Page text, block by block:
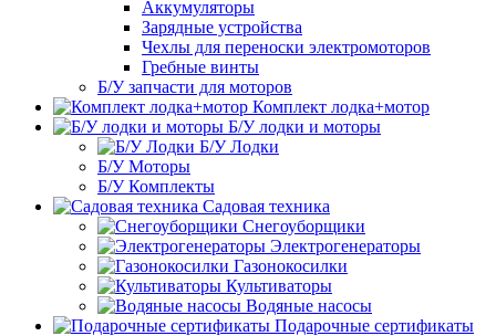
Аккумуляторы
Зарядные устройства
Чехлы для переноски электромоторов
Гребные винты
Б/У запчасти для моторов
Комплект лодка+мотор
Б/У лодки и моторы
Б/У Лодки
Б/У Моторы
Б/У Комплекты
Садовая техника
Снегоуборщики
Электрогенераторы
Газонокосилки
Культиваторы
Водяные насосы
Подарочные сертификаты